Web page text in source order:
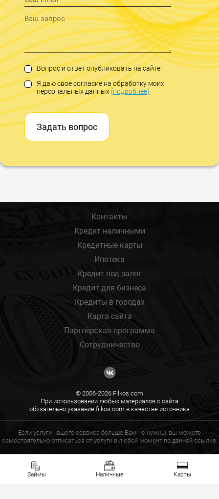
Вопрос и ответ опубликовать на сайте
Я даю свое согласие на обработку моих
персональных данных(подробнее)
Задать вопрос
Займы Наличные Карты
Контакты
Кредит наличными
Кредитные карты
Ипотека
Кредит под залог
Кредит для бизнеса
Кредиты в городах
Карта сайта
Партнёрская программа
Сотрудничество
© 2006-2026 Filkos.com
При использовании любых материалов с сайта
обязательно указание filkos.com в качестве источника
Если услуги нашего сервиса больше Вам не нужны, вы можете
самостоятельно отписаться от услуги в любой момент по данной ссылке.